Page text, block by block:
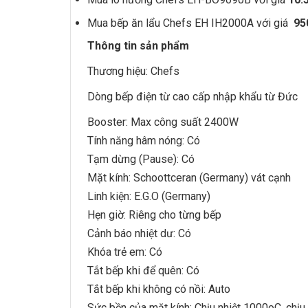
Mua bếp ăn lẩu Chefs EH IH2000A với giá
Thông tin sản phẩm
Thương hiệu: Chefs
Dòng bếp điện từ cao cấp nhập khẩu từ Đức
Booster: Max công suất 2400W
Tính năng hâm nóng: Có
Tạm dừng (Pause): Có
Mặt kính: Schoottceran (Germany) vát cạnh
Linh kiện: E.G.O (Germany)
Hẹn giờ: Riêng cho từng bếp
Cảnh báo nhiệt dư: Có
Khóa trẻ em: Có
Tắt bếp khi để quên: Có
Tắt bếp khi không có nồi: Auto